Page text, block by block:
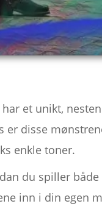
et unikt,
er disse
enkle toner.
du spiller
inn i din egen